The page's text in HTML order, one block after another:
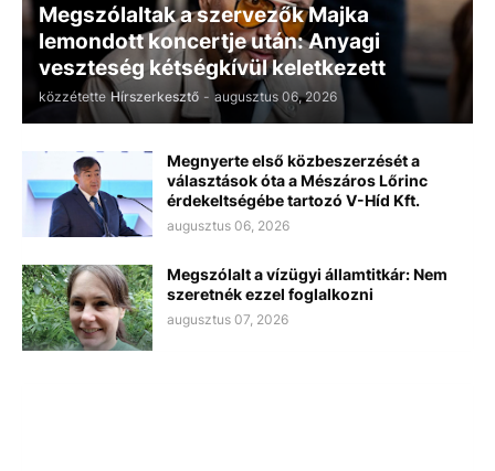
Megszólaltak a szervezők Majka
lemondott koncertje után: Anyagi
veszteség kétségkívül keletkezett
közzétette Hírszerkesztő - augusztus 06, 2026
Megnyerte első közbeszerzését a
választások óta a Mészáros Lőrinc
érdekeltségébe tartozó V-Híd Kft.
augusztus 06, 2026
Megszólalt a vízügyi államtitkár: Nem
szeretnék ezzel foglalkozni
augusztus 07, 2026